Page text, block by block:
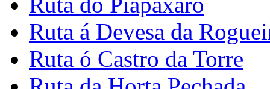
Ruta á Devesa da
Ruta ó Castro da Torre